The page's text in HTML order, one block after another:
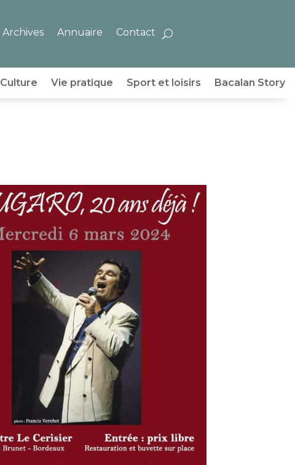
Archives Annuaire Contact
Culture Vie pratique Sport et loisirs Bacalan Story
Office 365